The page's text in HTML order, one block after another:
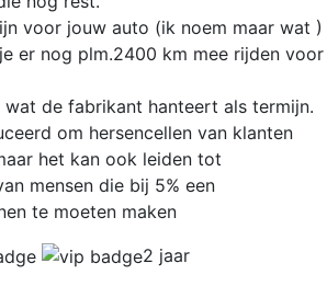
voor jouw auto (ik noem maar wat )
er nog plm.2400 km mee rijden voor
wat de fabrikant hanteert als termijn.
om hersencellen van klanten
het kan ook leiden tot
mensen die bij 5% een
te moeten maken
2 jaar